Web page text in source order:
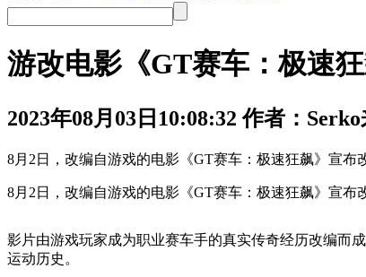
游改电影《GT赛车：极速
2023年08月03日 10:08:32 作者：Serko
8月2日，改编自游戏的电影《GT赛车：极速狂飙》宣布
8月2日，改编自游戏的电影《GT赛车：极速狂飙》宣布
影片由游戏玩家成为职业赛车手的真实传奇经历改编而
运动历史。